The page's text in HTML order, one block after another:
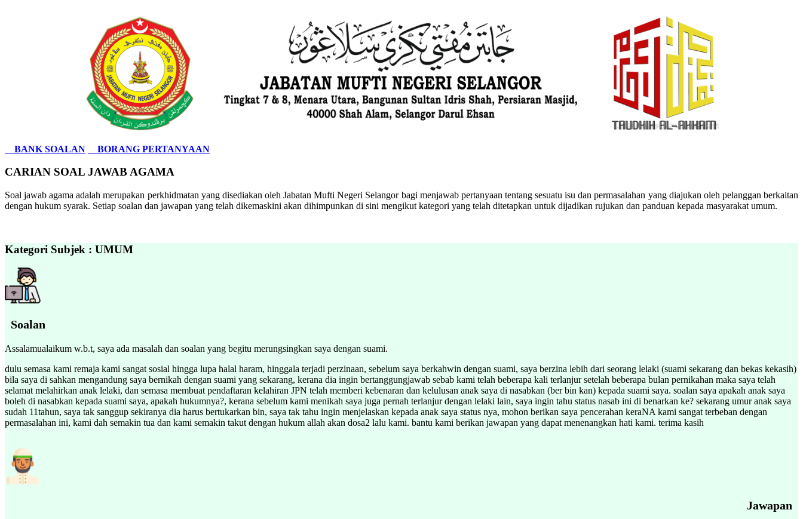
BANK SOALAN BORANG PERTANYAAN
CARIAN SOAL JAWAB AGAMA
Soal jawab agama adalah merupakan perkhidmatan yang disediakan oleh Jabatan Mufti Negeri Selangor bagi menjawab pertanyaan tentang sesuatu isu dan permasalahan yang diajukan oleh pelanggan berkaitan
dengan hukum syarak. Setiap soalan dan jawapan yang telah dikemaskini akan dihimpunkan di sini mengikut kategori yang telah ditetapkan untuk dijadikan rujukan dan panduan kepada masyarakat umum.
Kategori Subjek : UMUM
Soalan
Assalamualaikum w.b.t, saya ada masalah dan soalan yang begitu merungsingkan saya dengan suami.
dulu semasa kami remaja kami sangat sosial hingga lupa halal haram, hinggala terjadi perzinaan, sebelum saya berkahwin dengan suami, saya berzina lebih dari seorang lelaki (suami sekarang dan bekas kekasih)
bila saya di sahkan mengandung saya bernikah dengan suami yang sekarang, kerana dia ingin bertanggungjawab sebab kami telah beberapa kali terlanjur setelah beberapa bulan pernikahan maka saya telah
selamat melahirkan anak lelaki, dan semasa membuat pendaftaran kelahiran JPN telah memberi kebenaran dan kelulusan anak saya di nasabkan (ber bin kan) kepada suami saya. soalan saya apakah anak saya
boleh di nasabkan kepada suami saya, apakah hukumnya?, kerana sebelum kami menikah saya juga pernah terlanjur dengan lelaki lain, saya ingin tahu status nasab ini di benarkan ke? sekarang umur anak saya
sudah 11tahun, saya tak sanggup sekiranya dia harus bertukarkan bin, saya tak tahu ingin menjelaskan kepada anak saya status nya, mohon berikan saya pencerahan keraNA kami sangat terbeban dengan
permasalahan ini, kami dah semakin tua dan kami semakin takut dengan hukum allah akan dosa2 lalu kami. bantu kami berikan jawapan yang dapat menenangkan hati kami. terima kasih
Jawapan